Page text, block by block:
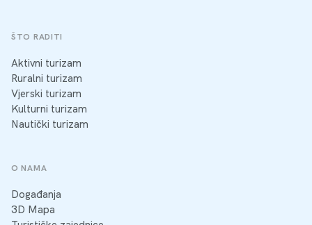
ŠTO RADITI
Aktivni turizam
Ruralni turizam
Vjerski turizam
Kulturni turizam
Nautički turizam
O NAMA
Događanja
3D Mapa